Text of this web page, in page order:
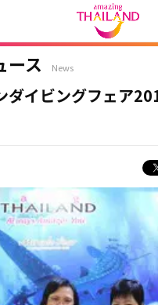
ース News
ダイビングフェア